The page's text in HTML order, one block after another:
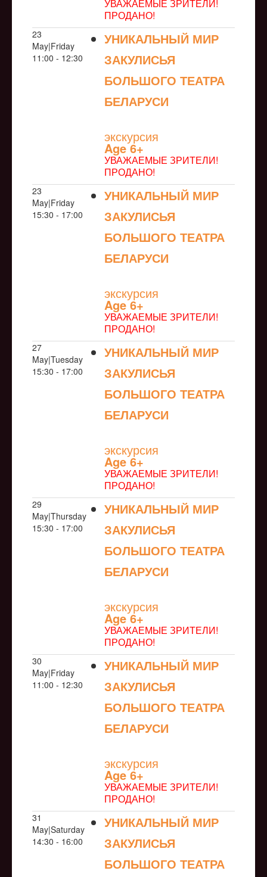
УВАЖАЕМЫЕ ЗРИТЕЛИ!
ПРОДАНО!
23
May|Friday
11:00 - 12:30
УНИКАЛЬНЫЙ МИР
ЗАКУЛИСЬЯ
БОЛЬШОГО ТЕАТРА
БЕЛАРУСИ
экскурсия
Age 6+
УВАЖАЕМЫЕ ЗРИТЕЛИ!
ПРОДАНО!
23
May|Friday
15:30 - 17:00
УНИКАЛЬНЫЙ МИР
ЗАКУЛИСЬЯ
БОЛЬШОГО ТЕАТРА
БЕЛАРУСИ
экскурсия
Age 6+
УВАЖАЕМЫЕ ЗРИТЕЛИ!
ПРОДАНО!
27
May|Tuesday
15:30 - 17:00
УНИКАЛЬНЫЙ МИР
ЗАКУЛИСЬЯ
БОЛЬШОГО ТЕАТРА
БЕЛАРУСИ
экскурсия
Age 6+
УВАЖАЕМЫЕ ЗРИТЕЛИ!
ПРОДАНО!
29
May|Thursday
15:30 - 17:00
УНИКАЛЬНЫЙ МИР
ЗАКУЛИСЬЯ
БОЛЬШОГО ТЕАТРА
БЕЛАРУСИ
экскурсия
Age 6+
УВАЖАЕМЫЕ ЗРИТЕЛИ!
ПРОДАНО!
30
May|Friday
11:00 - 12:30
УНИКАЛЬНЫЙ МИР
ЗАКУЛИСЬЯ
БОЛЬШОГО ТЕАТРА
БЕЛАРУСИ
экскурсия
Age 6+
УВАЖАЕМЫЕ ЗРИТЕЛИ!
ПРОДАНО!
31
May|Saturday
14:30 - 16:00
УНИКАЛЬНЫЙ МИР
ЗАКУЛИСЬЯ
БОЛЬШОГО ТЕАТРА